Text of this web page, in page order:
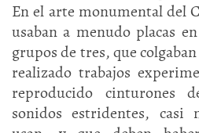
En el arte monumental del
usaban a menudo placas
grupos de tres, que
realizado trabajos
reproducido cinturones
sonidos estridentes, casi